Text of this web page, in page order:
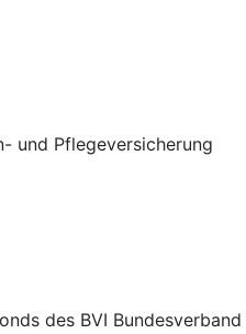
und Pflegeversicherung
des BVI Bundesverband